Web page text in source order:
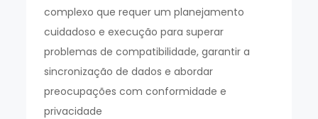
complexo que requer um planejamento
cuidadoso e execução para superar
problemas de compatibilidade, garantir a
sincronização de dados e abordar
preocupações com conformidade e
privacidade